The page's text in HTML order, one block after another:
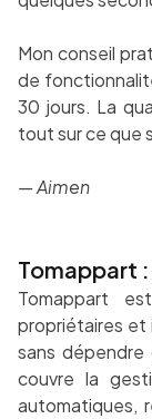
Mon conseil
de
30 jours. La
tout sur ce que
— Aimen
Tomappart
Tomappart
propriétaires et
sans dépendre
couvre la
automatiques,